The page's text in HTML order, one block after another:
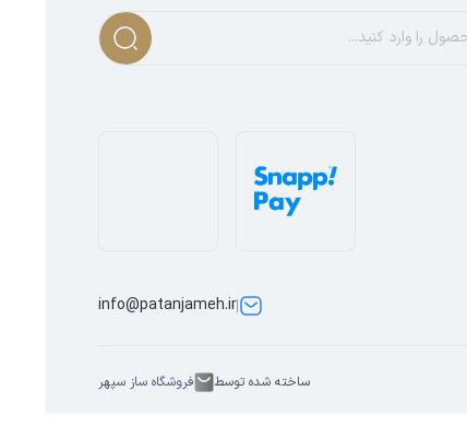
info@patanjameh.ir
ساخته شده توسط فروشگاه ساز سپهر